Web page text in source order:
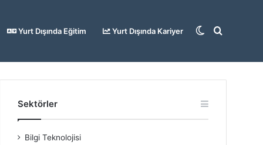
Yurt Dışında Eğitim Yurt Dışında Kariyer Arama
Dış
Sektörler
Bilgi Teknolojisi